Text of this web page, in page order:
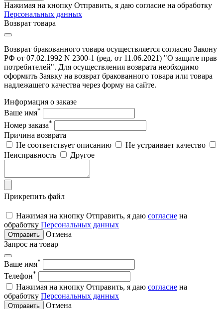
Нажимая на кнопку Отправить, я даю согласие на обработку
Персональных данных
Возврат товара
Возврат бракованного товара осуществляется согласно Закону
РФ от 07.02.1992 N 2300-1 (ред. от 11.06.2021) "О защите прав
потребителей". Для осуществления возврата необходимо
оформить Заявку на возврат бракованного товара или товара
надлежащего качества через форму на сайте.
Информация о заказе
Ваше имя*
Номер заказа*
Причина возврата
Не соответствует описанию
Не устраивает качество
Неисправность
Другое
Прикрепить файл
Нажимая на кнопку Отправить, я даю согласие на
обработку Персональных данных
Отправить
Отмена
Запрос на товар
Ваше имя*
Телефон*
Нажимая на кнопку Отправить, я даю согласие на
обработку Персональных данных
Отправить
Отмена